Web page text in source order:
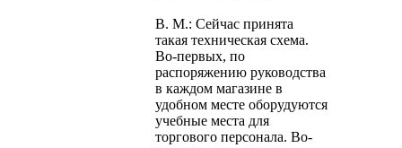
В. М.: Сейчас принята
такая техническая схема.
Во-первых, по
распоряжению руководства
в каждом магазине в
удобном месте оборудуются
учебные места для
торгового персонала. Во-